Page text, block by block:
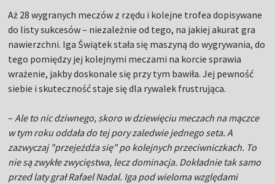
Aż 28 wygranych meczów z rzędu i kolejne trofea dopisywane
do listy sukcesów – niezależnie od tego, na jakiej akurat gra
nawierzchni. Iga Świątek stała się maszyną do wygrywania, do
tego pomiędzy jej kolejnymi meczami na korcie sprawia
wrażenie, jakby doskonale się przy tym bawiła. Jej pewność
siebie i skuteczność staje się dla rywalek frustrująca.
– Ale to nic dziwnego, skoro w dziewięciu meczach na mączce
w tym roku oddała do tej pory zaledwie jednego seta. A
zazwyczaj "przejeżdża się" po kolejnych przeciwniczkach. To
nie są zwykłe zwycięstwa, lecz dominacja. Dokładnie tak samo
przed laty grał Rafael Nadal. Iga pod wieloma względami